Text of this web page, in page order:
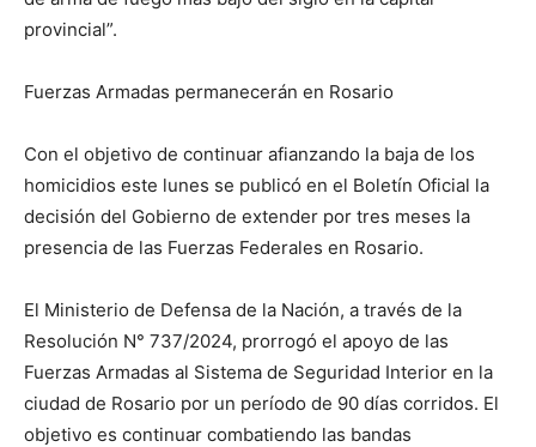
provincial”.
Fuerzas Armadas permanecerán en Rosario
Con el objetivo de continuar afianzando la baja de los
homicidios este lunes se publicó en el Boletín Oficial la
decisión del Gobierno de extender por tres meses la
presencia de las Fuerzas Federales en Rosario.
El Ministerio de Defensa de la Nación, a través de la
Resolución N° 737/2024, prorrogó el apoyo de las
Fuerzas Armadas al Sistema de Seguridad Interior en la
ciudad de Rosario por un período de 90 días corridos. El
objetivo es continuar combatiendo las bandas